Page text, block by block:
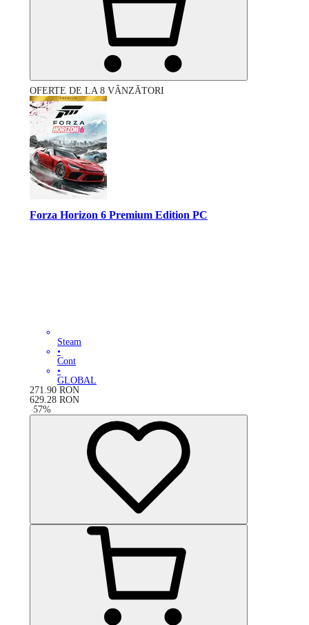
OFERTE DE LA 8 VÂNZĂTORI
Forza Horizon 6 Premium Edition PC
Steam
•
Cont
•
GLOBAL
271.90 RON
629.28 RON
-57%